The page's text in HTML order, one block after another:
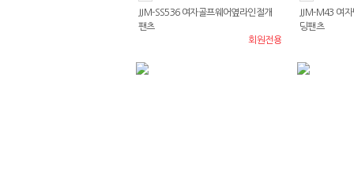
JJM-SS536 여자골프웨어옆라인절개
팬츠
회원전용
JJM-M43 여
딩팬츠